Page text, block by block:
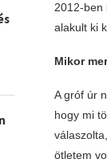
2012-ben
alakult ki
Mikor
A gróf úr
hogy mi
ötletem